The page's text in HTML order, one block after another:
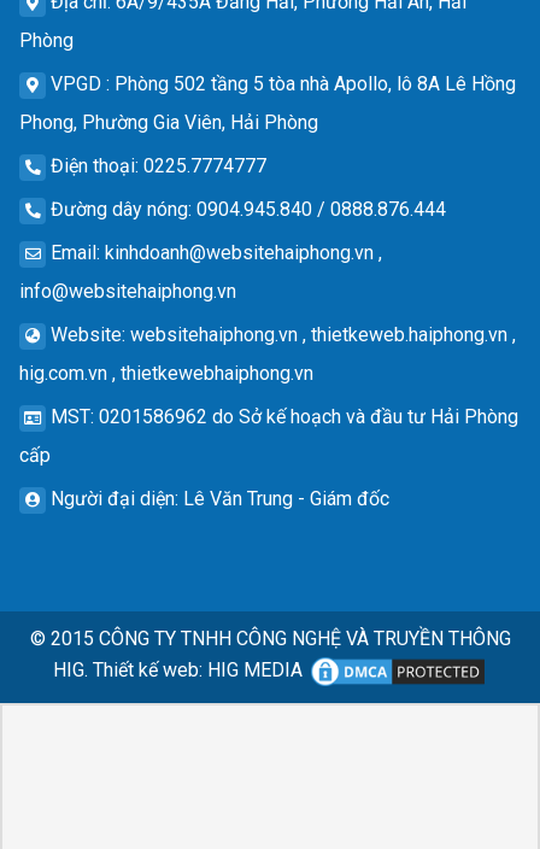
Phòng
VPGD : Phòng 502 tầng 5 tòa nhà Apollo, lô 8A Lê Hồng
Phong, Phường Gia Viên, Hải Phòng
Điện thoại: 0225.7774777
Đường dây nóng: 0904.945.840 / 0888.876.444
Email: kinhdoanh@websitehaiphong.vn ,
info@websitehaiphong.vn
Website: websitehaiphong.vn , thietkeweb.haiphong.vn ,
hig.com.vn , thietkewebhaiphong.vn
MST: 0201586962 do Sở kế hoạch và đầu tư Hải Phòng
cấp
Người đại diện: Lê Văn Trung - Giám đốc
© 2015 CÔNG TY TNHH CÔNG NGHỆ VÀ TRUYỀN THÔNG
HIG. Thiết kế web: HIG MEDIA